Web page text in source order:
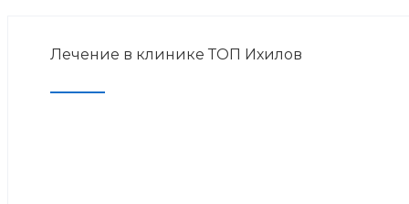
Лечение в клинике ТОП Ихилов